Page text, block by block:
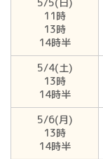
11時
13時
14時半
5/4(土)
13時
14時半
5/6(月)
13時
14時半